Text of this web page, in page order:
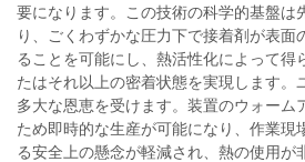
要になります。この技術の科学的基盤は
り、ごくわずかな圧力下で接着剤が表面
ることを可能にし、熱活性化によって得
たはそれ以上の密着状態を実現します。
多大な恩恵を受けます。装置のウォーム
ため即時的な生産が可能になり、作業現
る安全上の懸念が軽減され、熱の使用が